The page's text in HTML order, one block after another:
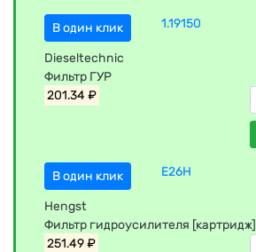
В один клик 1.19150
Dieseltechnic
Фильтр ГУР
201.34 ₽
В один клик E26H
Hengst
Фильтр гидроусилителя [картридж]
251.49 ₽